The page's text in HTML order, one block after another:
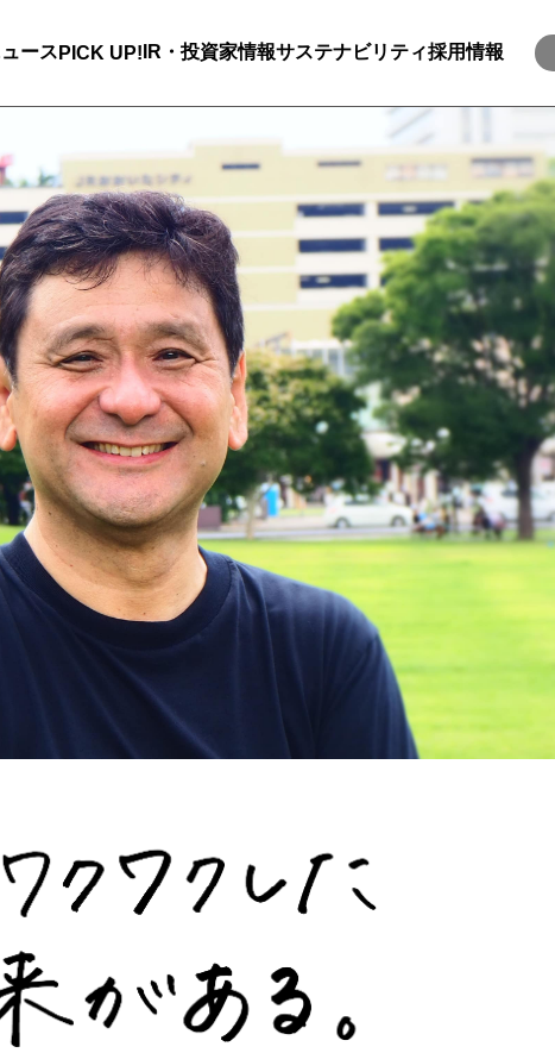
ース PICK UP! IR・投資家情報サステナビリティ採用情報